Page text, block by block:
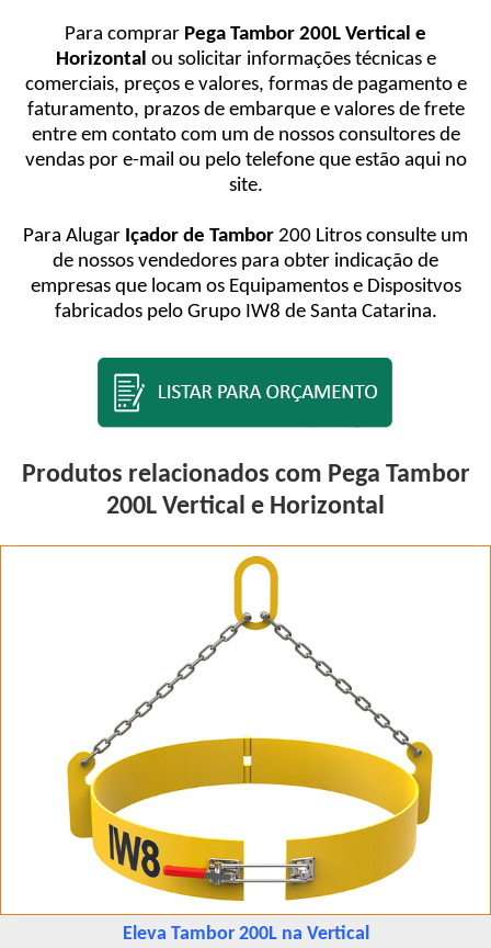
Para comprar Pega Tambor 200L Vertical e
Horizontal ou solicitar informações técnicas e
comerciais, preços e valores, formas de pagamento e
faturamento, prazos de embarque e valores de frete
entre em contato com um de nossos consultores de
vendas por e-mail ou pelo telefone que estão aqui no
site.
Para Alugar Içador de Tambor 200 Litros consulte um
de nossos vendedores para obter indicação de
empresas que locam os Equipamentos e Dispositvos
fabricados pelo Grupo IW8 de Santa Catarina.
Produtos relacionados com Pega Tambor
200L Vertical e Horizontal
Eleva Tambor 200L na Vertical